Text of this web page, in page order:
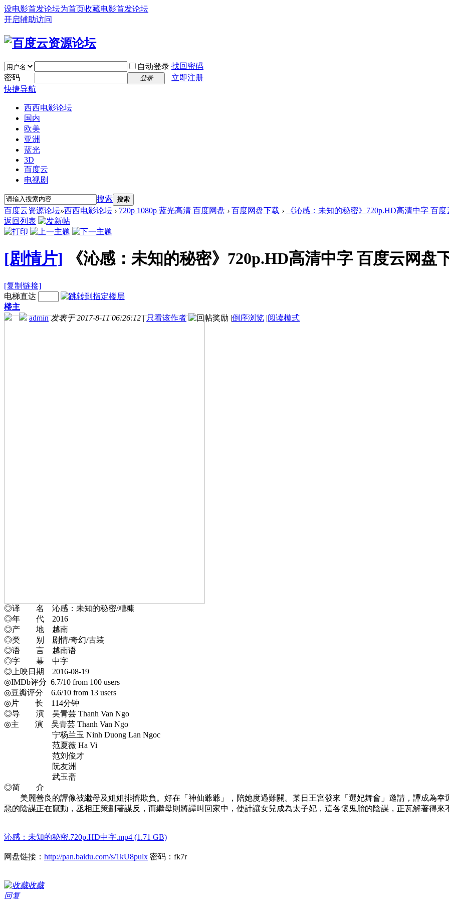
设电影首发论坛为首页收藏电影首发论坛
开启辅助访问
自动登录 找回密码
密码
登录
立即注册
快捷导航
西西电影论坛
国内
欧美
亚洲
蓝光
3D
百度云
电视剧
搜索 搜索
百度云资源论坛»西西电影论坛 › 720p 1080p 蓝光高清 百度网盘 › 百度网盘下载 ›
《沁感：未知的秘密》720p.HD高清中字 百
返回列表
[剧情片] 《沁感：未知的秘密》720p.HD高清中字 百度云网盘
[复制链接]
电梯直达
楼主
admin 发表于 2017-8-11 06:26:12 | 只看该作者 |倒序浏览 |阅读模式
◎译 名 沁感：未知的秘密/糟糠
◎年 代 2016
◎产 地 越南
◎类 别 剧情/奇幻/古装
◎语 言 越南语
◎字 幕 中字
◎上映日期 2016-08-19
◎IMDb评分 6.7/10 from 100 users
◎豆瓣评分 6.6/10 from 13 users
◎片 长 114分钟
◎导 演 吴青芸 Thanh Van Ngo
◎主 演 吴青芸 Thanh Van Ngo
宁杨兰玉 Ninh Duong Lan Ngoc
范夏薇 Ha Vi
范刘俊才
阮友洲
武玉斋
◎简 介
美麗善良的譚像被繼母及姐姐排擠欺負。好在「神仙爺爺」，陪她度過難關。某日王宮發來「選妃舞會」邀請，譚成為幸
惡的陰謀正在竄動，丞相正策劃著謀反，而繼母則將譚叫回家中，使計讓女兒成為太子妃，這各懷鬼胎的陰謀，正瓦解著得
沁感：未知的秘密.720p.HD中字.mp4 (1.71 GB)
网盘链接： http://pan.baidu.com/s/1kU8pulx 密码：fk7r
收藏
回复